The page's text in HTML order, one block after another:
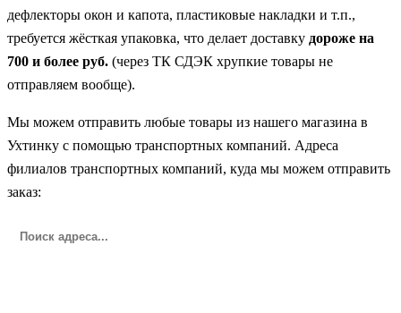
дефлекторы окон и капота, пластиковые накладки и т.п.,
требуется жёсткая упаковка, что делает доставку дороже на
700 и более руб. (через ТК СДЭК хрупкие товары не
отправляем вообще).
Мы можем отправить любые товары из нашего магазина в
Ухтинку с помощью транспортных компаний. Адреса
филиалов транспортных компаний, куда мы можем отправить
заказ: